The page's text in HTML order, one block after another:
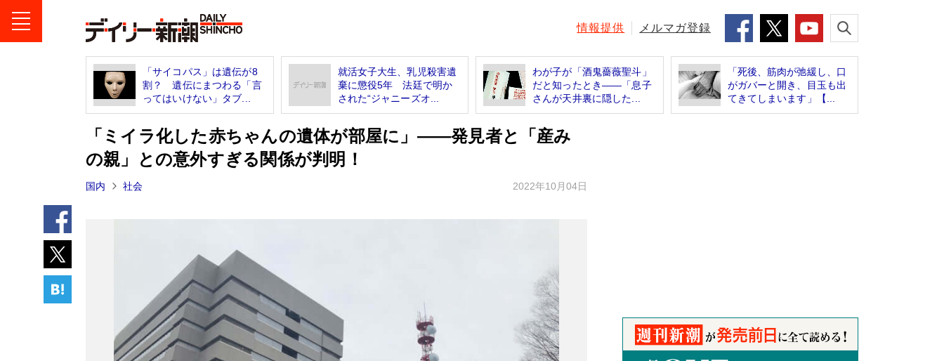
情報提供 メルマガ登録
「サイコパス」は遺伝が8
割？ 遺伝にまつわる「言
ってはいけない」タブ...
就活女子大生、乳児殺害遺
棄に懲役5年 法廷で明か
された“ジャニーズオ...
わが子が「酒鬼薔薇聖斗」
だと知ったとき――「息子
さんが天井裏に隠した...
「死後、筋肉が弛緩し、口
がガバーと開き、目玉も出
てきてしまいます」【...
「ミイラ化した赤ちゃんの遺体が部屋に」――発見者と「産み
の親」との意外すぎる関係が判明！
国内 社会 2022年10月04日